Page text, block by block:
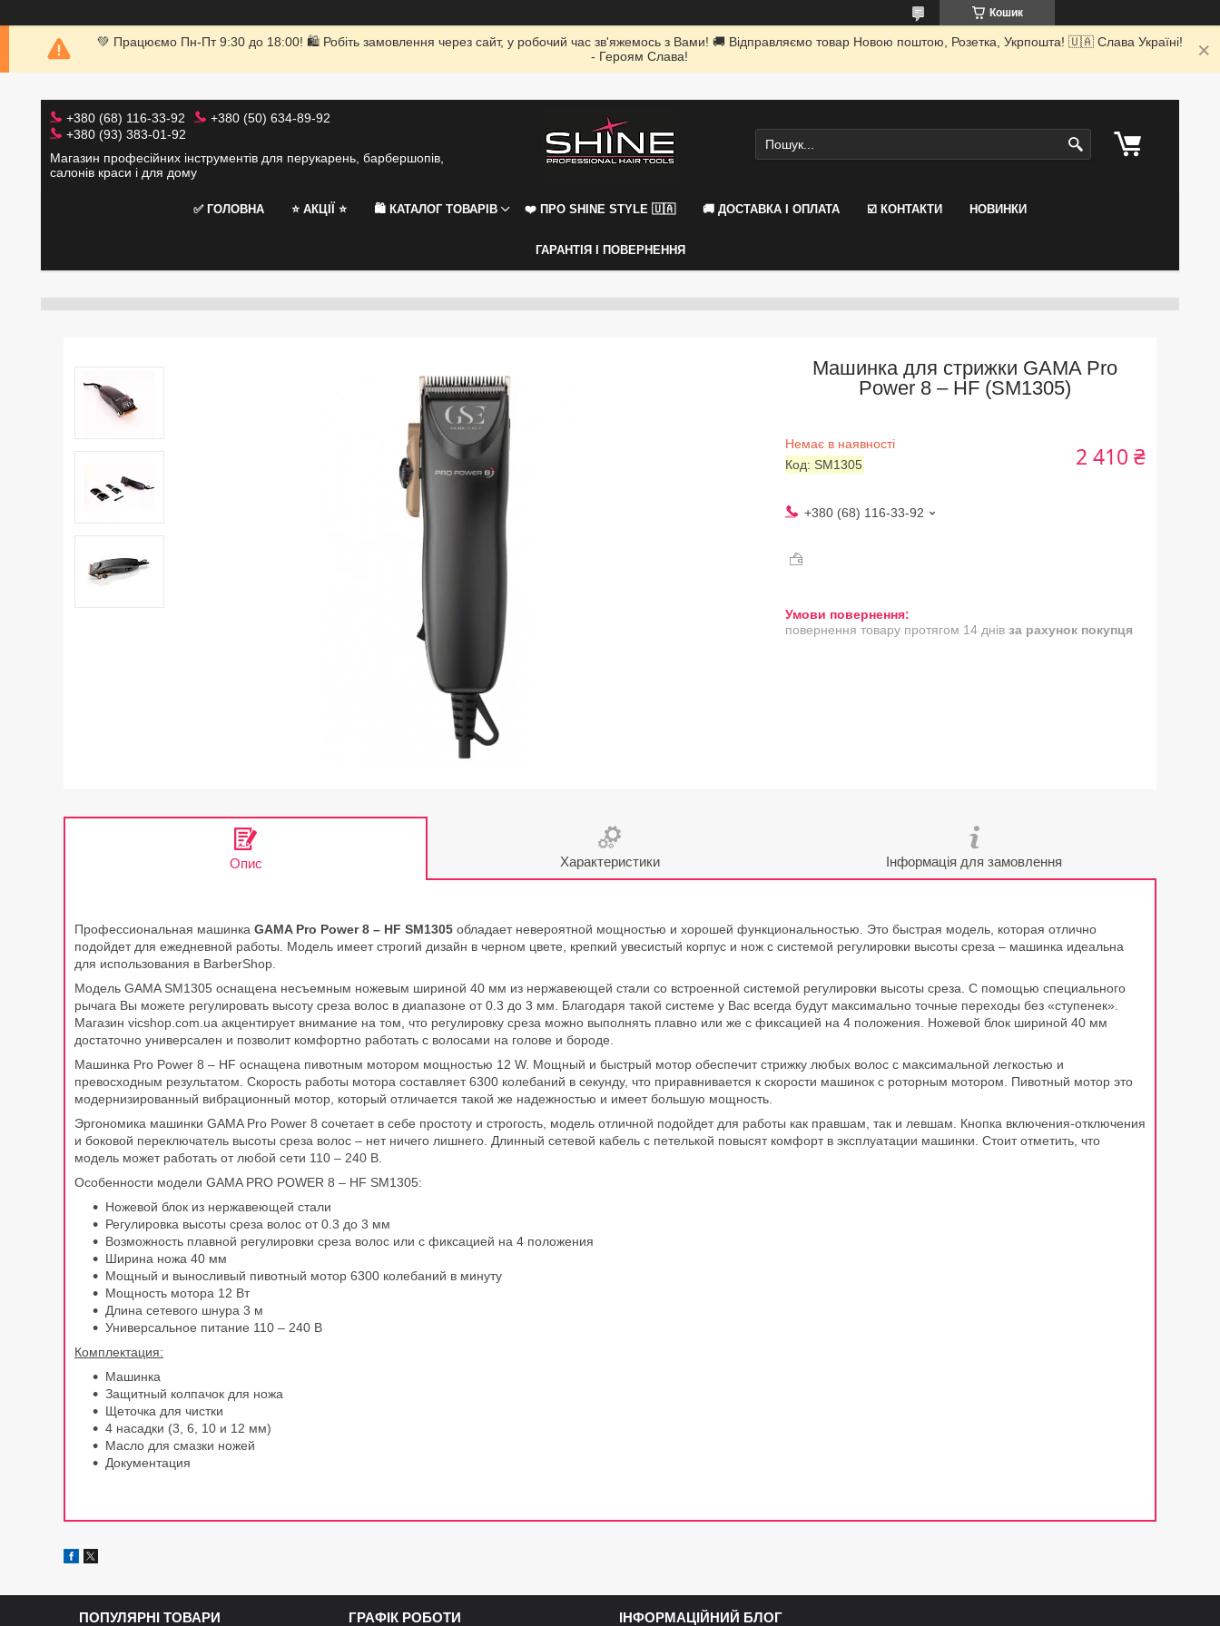
Кошик
💚 Працюємо Пн-Пт 9:30 до 18:00! 🛍 Робіть замовлення через сайт, у робочий час зв'яжемось з Вами! 🚚 Відправляємо товар Новою поштою, Розетка, Укрпошта! 🇺🇦 Слава Україні!
- Героям Слава!
+380 (68) 116-33-92
+380 (50) 634-89-92
+380 (93) 383-01-92
Магазин професійних інструментів для перукарень, барбершопів,
салонів краси і для дому
✅ ГОЛОВНА ⭐️ АКЦІЇ ⭐️ 🛍 КАТАЛОГ ТОВАРІВ ❤️ ПРО SHINE STYLE 🇺🇦 🚚 ДОСТАВКА І ОПЛАТА ☑️ КОНТАКТИ НОВИНКИ
ГАРАНТІЯ І ПОВЕРНЕННЯ
Машинка для стрижки GAMA Pro
Power 8 – HF (SM1305)
Немає в наявності
Код: SM1305 2 410 ₴
+380 (68) 116-33-92
повернення товару протягом 14 днів за рахунок покупця
Опис Характеристики Інформація для замовлення
Профессиональная машинка GAMA Pro Power 8 – HF SM1305 обладает невероятной мощностью и хорошей функциональностью. Это быстрая модель, которая отлично
подойдет для ежедневной работы. Модель имеет строгий дизайн в черном цвете, крепкий увесистый корпус и нож с системой регулировки высоты среза – машинка идеальна
для использования в BarberShop.
Модель GAMA SM1305 оснащена несъемным ножевым шириной 40 мм из нержавеющей стали со встроенной системой регулировки высоты среза. С помощью специального
рычага Вы можете регулировать высоту среза волос в диапазоне от 0.3 до 3 мм. Благодаря такой системе у Вас всегда будут максимально точные переходы без «ступенек».
Магазин vicshop.com.ua акцентирует внимание на том, что регулировку среза можно выполнять плавно или же с фиксацией на 4 положения. Ножевой блок шириной 40 мм
достаточно универсален и позволит комфортно работать с волосами на голове и бороде.
Машинка Pro Power 8 – HF оснащена пивотным мотором мощностью 12 W. Мощный и быстрый мотор обеспечит стрижку любых волос с максимальной легкостью и
превосходным результатом. Скорость работы мотора составляет 6300 колебаний в секунду, что приравнивается к скорости машинок с роторным мотором. Пивотный мотор это
модернизированный вибрационный мотор, который отличается такой же надежностью и имеет большую мощность.
Эргономика машинки GAMA Pro Power 8 сочетает в себе простоту и строгость, модель отличной подойдет для работы как правшам, так и левшам. Кнопка включения-отключения
и боковой переключатель высоты среза волос – нет ничего лишнего. Длинный сетевой кабель с петелькой повысят комфорт в эксплуатации машинки. Стоит отметить, что
модель может работать от любой сети 110 – 240 В.
Особенности модели GAMA PRO POWER 8 – HF SM1305:
Ножевой блок из нержавеющей стали
Регулировка высоты среза волос от 0.3 до 3 мм
Возможность плавной регулировки среза волос или с фиксацией на 4 положения
Ширина ножа 40 мм
Мощный и выносливый пивотный мотор 6300 колебаний в минуту
Мощность мотора 12 Вт
Длина сетевого шнура 3 м
Универсальное питание 110 – 240 В
Комплектация:
Машинка
Защитный колпачок для ножа
Щеточка для чистки
4 насадки (3, 6, 10 и 12 мм)
Масло для смазки ножей
Документация
ПОПУЛЯРНІ ТОВАРИ ГРАФІК РОБОТИ ІНФОРМАЦІЙНИЙ БЛОГ